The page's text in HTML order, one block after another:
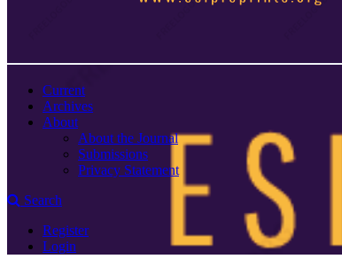
Current
Archives
About
About the Journal
Submissions
Privacy Statement
Search
Register
Login